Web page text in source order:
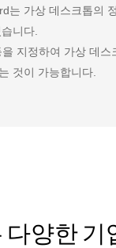
는 가상 데스크톱의
니다.
지정하여 가상 데스
것이 가능합니다.
양한 기